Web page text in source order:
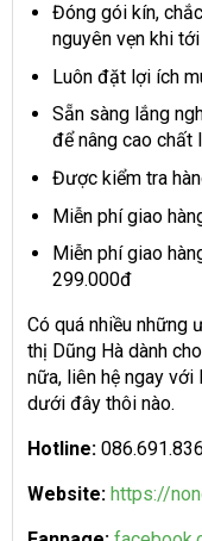
Đóng gói kín,
nguyên vẹn khi
Luôn đặt lợi ích
Sẵn sàng lắng
để nâng cao chất
Được kiểm tra
Miễn phí giao
Miễn phí giao
299.000đ
Có quá nhiều những
thị Dũng Hà dành
nữa, liên hệ ngay
dưới đây thôi nào.
Hotline:
Website: https://